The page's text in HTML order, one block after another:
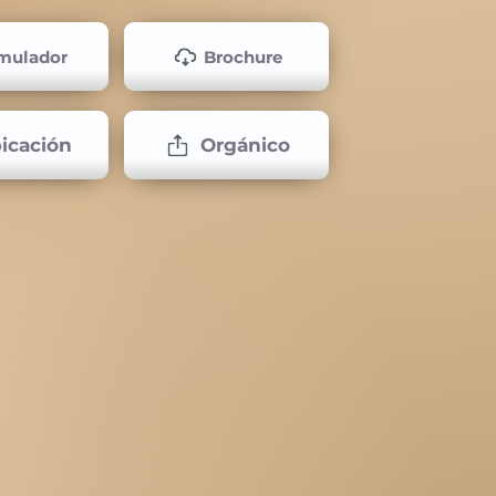
Brochure
Orgánico